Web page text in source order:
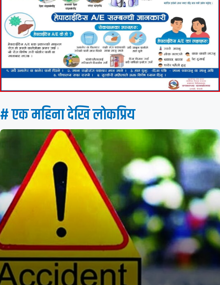
# एक महिना देखि लाेकप्रिय